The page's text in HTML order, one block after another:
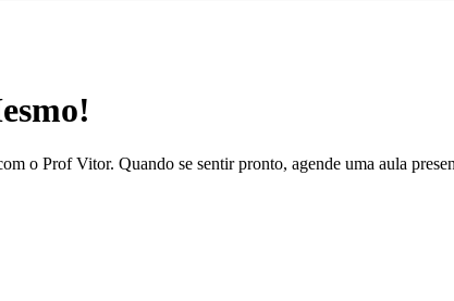
o Prof Vitor. Quando se sentir pronto, agende uma aula